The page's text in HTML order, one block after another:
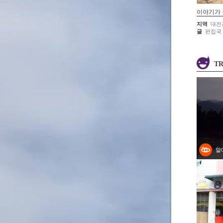
이야기가
지역 대전
글 편집국
알